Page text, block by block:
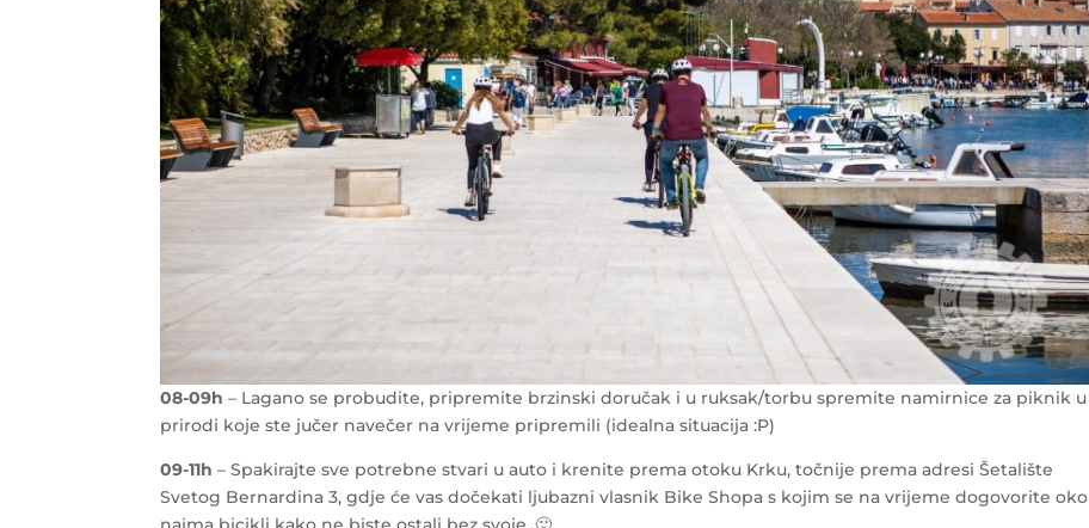
08-09h – Lagano se probudite, pripremite brzinski doručak i u ruksak/torbu spremite namirnice za piknik u
prirodi koje ste jučer navečer na vrijeme pripremili (idealna situacija :P)
09-11h – Spakirajte sve potrebne stvari u auto i krenite prema otoku Krku, točnije prema adresi Šetalište
Svetog Bernardina 3, gdje će vas dočekati ljubazni vlasnik Bike Shopa s kojim se na vrijeme dogovorite oko